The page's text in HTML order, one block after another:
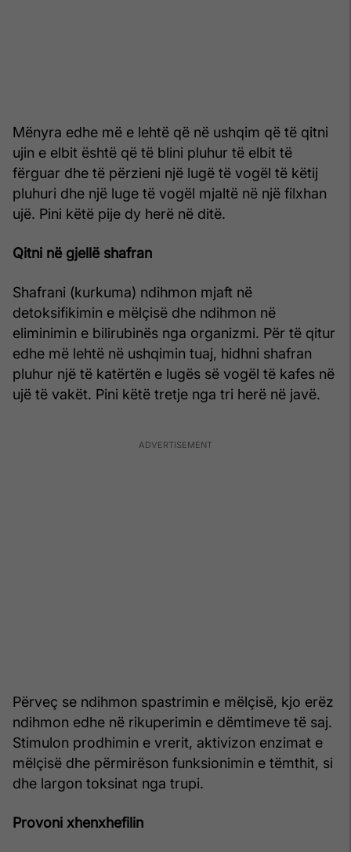
Mënyra edhe më e lehtë që në ushqim që të qitni
ujin e elbit është që të blini pluhur të elbit të
fërguar dhe të përzieni një lugë të vogël të këtij
pluhuri dhe një luge të vogël mjaltë në një filxhan
ujë. Pini këtë pije dy herë në ditë.
Qitni në gjellë shafran
Shafrani (kurkuma) ndihmon mjaft në
detoksifikimin e mëlçisë dhe ndihmon në
eliminimin e bilirubinës nga organizmi. Për të qitur
edhe më lehtë në ushqimin tuaj, hidhni shafran
pluhur një të katërtën e lugës së vogël të kafes në
ujë të vakët. Pini këtë tretje nga tri herë në javë.
Përveç se ndihmon spastrimin e mëlçisë, kjo erëz
ndihmon edhe në rikuperimin e dëmtimeve të saj.
Stimulon prodhimin e vrerit, aktivizon enzimat e
mëlçisë dhe përmirëson funksionimin e tëmthit, si
dhe largon toksinat nga trupi.
Provoni xhenxhefilin